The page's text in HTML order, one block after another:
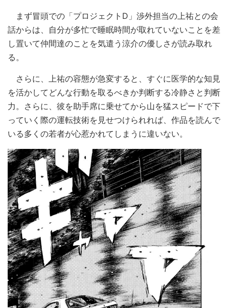
まず冒頭での「プロジェクトD」渉外担当の上祐との会
話からは、自分が多忙で睡眠時間が取れていないことを差
し置いて仲間達のことを気遣う涼介の優しさが読み取れ
る。
さらに、上祐の容態が急変すると、すぐに医学的な知見
を活かしてどんな行動を取るべきか判断する冷静さと判断
力。さらに、彼を助手席に乗せてから山を猛スピードで下
っていく際の運転技術を見せつけられれば、作品を読んで
いる多くの若者が心惹かれてしまうに違いない。